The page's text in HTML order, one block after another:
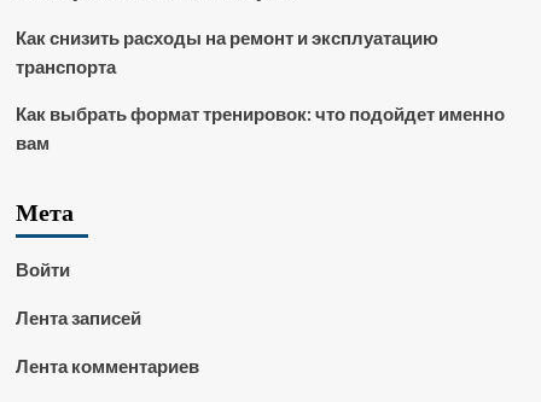
Как снизить расходы на ремонт и эксплуатацию
транспорта
Как выбрать формат тренировок: что подойдет именно
вам
Мета
Войти
Лента записей
Лента комментариев